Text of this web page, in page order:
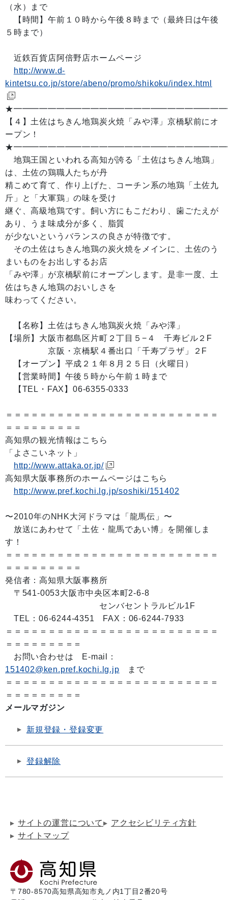
（水）まで
【時間】午前１０時から午後８時まで（最終日は午後
５時まで）
近鉄百貨店阿倍野店ホームページ
http://www.d-
kintetsu.co.jp/store/abeno/promo/shikoku/index.html
【４】土佐はちきん地鶏炭火焼「みや澤」京橋駅前にオ
ープン！
地鶏王国といわれる高知が誇る「土佐はちきん地鶏」
は、土佐の鶏職人たちが丹
精こめて育て、作り上げた、コーチン系の地鶏「土佐九
斤」と「大軍鶏」の味を受け
継ぐ、高級地鶏です。飼い方にもこだわり、歯ごたえが
あり、うま味成分が多く、脂質
が少ないというバランスの良さが特徴です。
その土佐はちきん地鶏の炭火焼をメインに、土佐のう
まいものをお出しするお店
「みや澤」が京橋駅前にオープンします。是非一度、土
佐はちきん地鶏のおいしさを
味わってください。
【名称】土佐はちきん地鶏炭火焼「みや澤」
【場所】大阪市都島区片町２丁目５−４ 千寿ビル２F
京阪・京橋駅４番出口「千寿プラザ」２F
【オープン】平成２１年８月２５日（火曜日）
【営業時間】午後５時から午前１時まで
【TEL・FAX】06-6355-0333
＝＝＝＝＝＝＝＝＝＝＝＝＝＝＝＝＝＝＝＝＝＝＝＝＝
＝＝＝＝＝＝＝＝＝
高知県の観光情報はこちら
「よさこいネット」
http://www.attaka.or.jp/
高知県大阪事務所のホームページはこちら
http://www.pref.kochi.lg.jp/soshiki/151402
〜2010年のNHK大河ドラマは「龍馬伝」〜
放送にあわせて「土佐・龍馬であい博」を開催しま
す！
＝＝＝＝＝＝＝＝＝＝＝＝＝＝＝＝＝＝＝＝＝＝＝＝＝
＝＝＝＝＝＝＝＝＝
発信者：高知県大阪事務所
〒541-0053大阪市中央区本町2-6-8
センバセントラルビル1F
TEL：06-6244-4351 FAX：06-6244-7933
＝＝＝＝＝＝＝＝＝＝＝＝＝＝＝＝＝＝＝＝＝＝＝＝＝
＝＝＝＝＝＝＝＝＝
お問い合わせは E-mail：
151402@ken.pref.kochi.lg.jp まで
＝＝＝＝＝＝＝＝＝＝＝＝＝＝＝＝＝＝＝＝＝＝＝＝＝
＝＝＝＝＝＝＝＝＝
メールマガジン
新規登録・登録変更
登録解除
サイトの運営について
アクセシビリティ方針
サイトマップ
〒780-8570高知県高知市丸ノ内1丁目2番20号